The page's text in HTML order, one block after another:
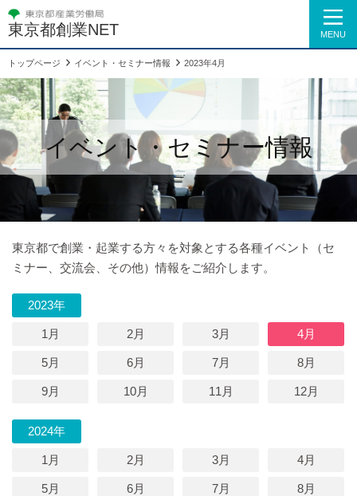
東京都創業NET MENU
トップページ イベント・セミナー情報 2023年4月
イベント・セミナー情報
東京都で創業・起業する方々を対象とする各種イベント（セ
ミナー、交流会、その他）情報をご紹介します。
2023年
1月 2月 3月 4月
5月 6月 7月 8月
9月 10月 11月 12月
2024年
1月 2月 3月 4月
5月 6月 7月 8月